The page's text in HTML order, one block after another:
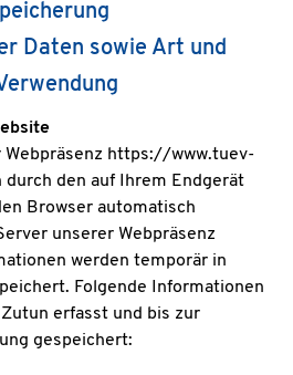
Daten sowie Art und
Webpräsenz https://www.tuev-
den auf Ihrem Endgerät
Browser automatisch
unserer Webpräsenz
werden temporär in
Folgende Informationen
erfasst und bis zur
gespeichert: